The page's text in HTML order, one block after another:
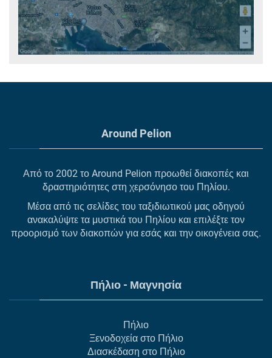
Around Pelion
Από το 2002 το Around Pelion προωθεί διακοπές και
δραστηριότητες στη χερσόνησο του Πηλίου.
Μέσα από τις σελίδες του ταξιδιωτικού μας οδηγού
ανακαλύψτε τα μυστικά του Πηλίου και επιλέξτε τον
προορισμό των διακοπών για εσάς και την οικογένεια σας.
Πήλιο - Μαγνησία
Πήλιο
Ξενοδοχεία στο Πήλιο
Διασκέδαση στο Πήλιο